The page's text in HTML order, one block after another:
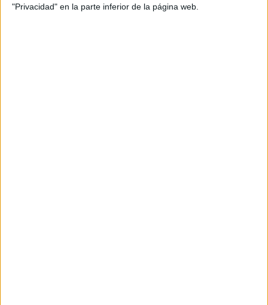
"Privacidad" en la parte inferior de la página web.
Divulgación